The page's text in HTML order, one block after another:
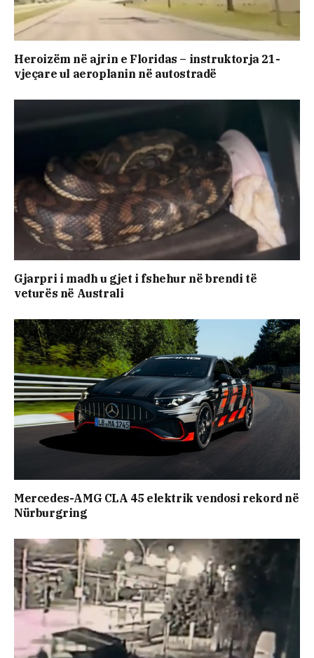
Heroizëm në ajrin e Floridas – instruktorja 21-
vjeçare ul aeroplanin në autostradë
Gjarpri i madh u gjet i fshehur në brendi të
veturës në Australi
Mercedes-AMG CLA 45 elektrik vendosi rekord në
Nürburgring